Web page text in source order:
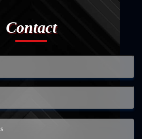
Contact